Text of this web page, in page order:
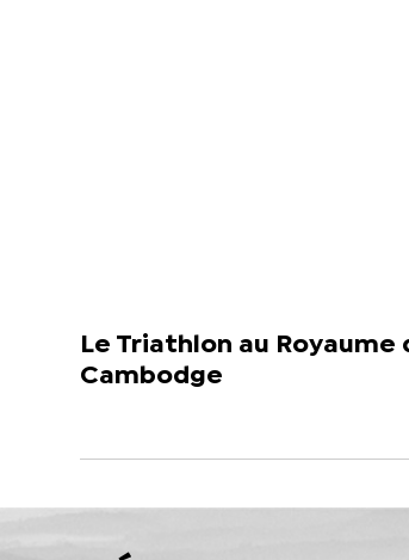
Le Triathlon au Royaume
Cambodge